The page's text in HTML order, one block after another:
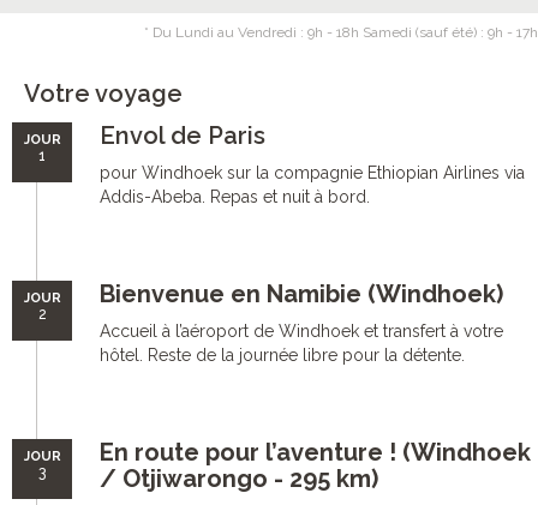
* Du Lundi au Vendredi : 9h - 18h Samedi (sauf été) : 9h - 17h
Votre voyage
JOUR
1
Envol de Paris
pour Windhoek sur la compagnie Ethiopian Airlines via
Addis-Abeba. Repas et nuit à bord.
JOUR
2
Bienvenue en Namibie (Windhoek)
Accueil à l’aéroport de Windhoek et transfert à votre
hôtel. Reste de la journée libre pour la détente.
JOUR
3
En route pour l’aventure ! (Windhoek
/ Otjiwarongo - 295 km)